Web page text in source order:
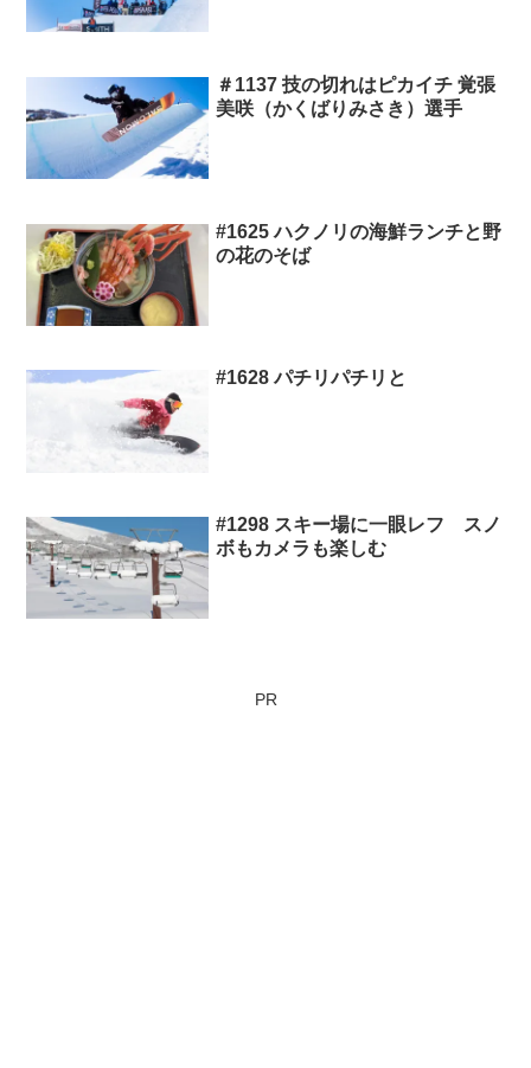
＃1137 技の切れはピカイチ 覚張
美咲（かくばりみさき）選手
#1625 ハクノリの海鮮ランチと野
の花のそば
#1628 パチリパチリと
#1298 スキー場に一眼レフ スノ
ボもカメラも楽しむ
PR